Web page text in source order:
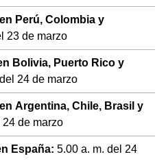
Perú, Colombia y
23 de marzo
Bolivia, Puerto Rico y
24 de marzo
Argentina, Chile, Brasil y
24 de marzo
España: 5.00 a. m. del 24